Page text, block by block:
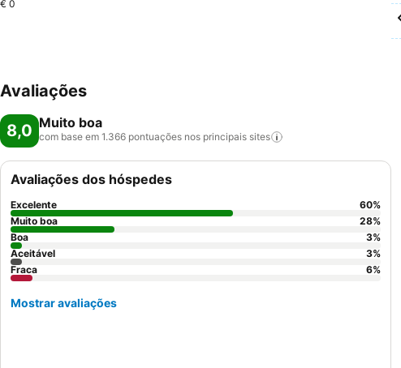
€ 0
Avaliações
8,0 Muito boa
com base em 1.366 pontuações nos principais sites
Avaliações dos hóspedes
Excelente 60%
Muito boa
28%
Boa
3%
Aceitável
3%
Fraca
6%
Mostrar avaliações